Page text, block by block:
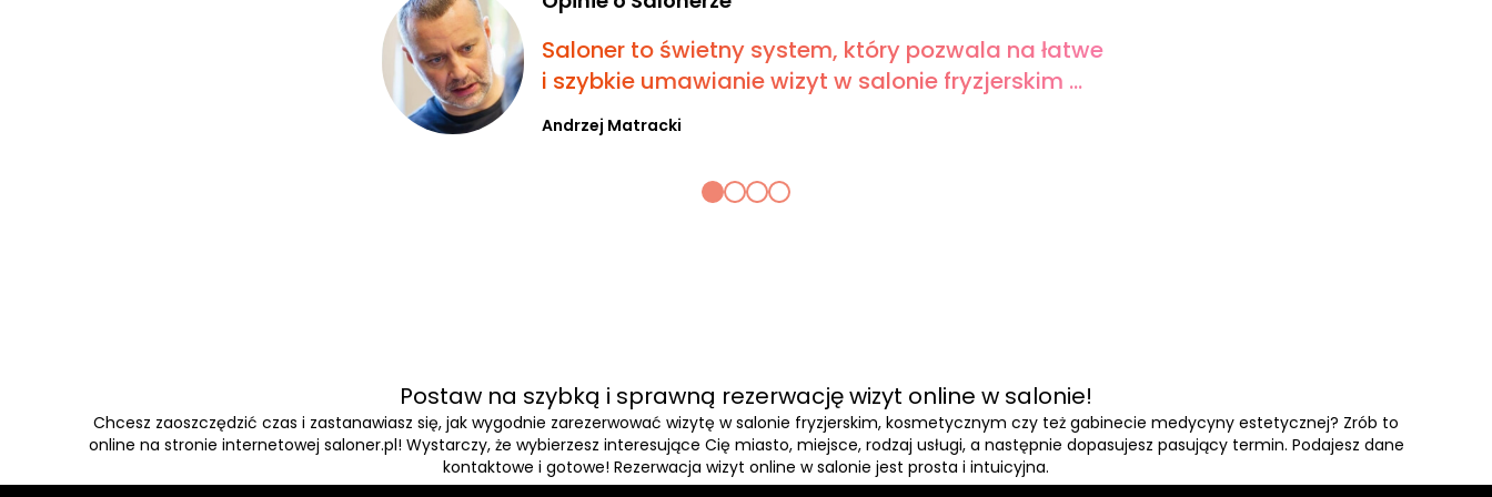
Saloner to świetny system, który pozwala na łatwe
i szybkie umawianie wizyt w salonie fryzjerskim ...
Andrzej Matracki
Postaw na szybką i sprawną rezerwację wizyt online w salonie!
Chcesz zaoszczędzić czas i zastanawiasz się, jak wygodnie zarezerwować wizytę w salonie fryzjerskim, kosmetycznym czy też gabinecie medycyny estetycznej? Zrób to
online na stronie internetowej saloner.pl! Wystarczy, że wybierzesz interesujące Cię miasto, miejsce, rodzaj usługi, a następnie dopasujesz pasujący termin. Podajesz dane
kontaktowe i gotowe! Rezerwacja wizyt online w salonie jest prosta i intuicyjna.